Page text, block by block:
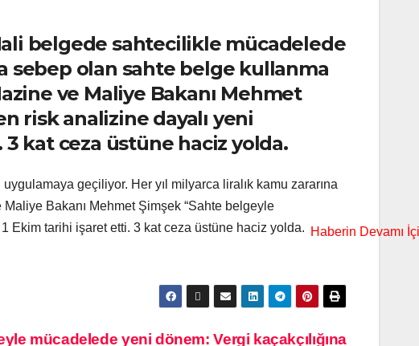
belgede sahtecilikle mücadelede
sebep olan sahte belge kullanma
ve Maliye Bakanı Mehmet
risk analizine dayalı yeni
kat ceza üstüne haciz yolda.
geçiliyor. Her yıl milyarca liralık kamu zararına
Bakanı Mehmet Şimşek “Sahte belgeyle
Ekim tarihi işaret etti. 3 kat ceza üstüne haciz yolda.
mücadelede yeni dönem: Vergi kaçakçılığına